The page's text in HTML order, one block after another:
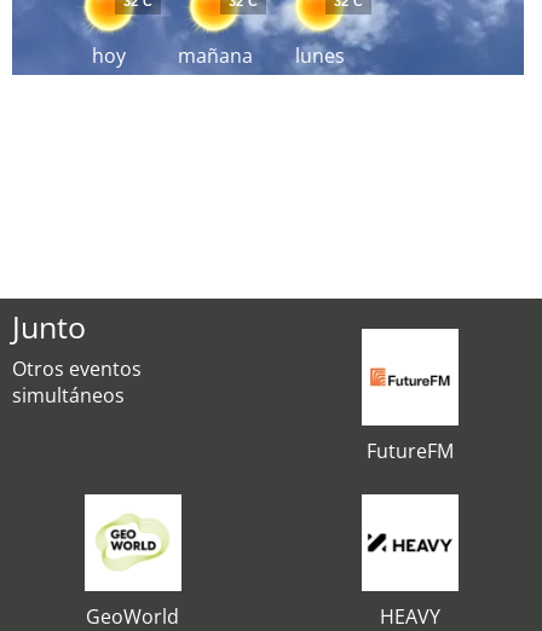
hoy mañana lunes
Junto
Otros eventos
simultáneos
FutureFM
GeoWorld HEAVY